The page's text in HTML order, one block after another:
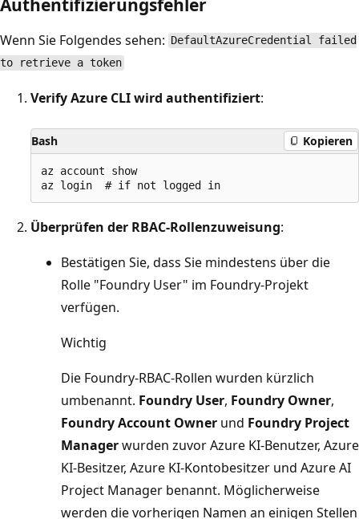
Wenn Sie Folgendes sehen: DefaultAzureCredential failed
to retrieve a token
Verify Azure CLI wird authentifiziert:
Bash Kopieren
az account show
Überprüfen der RBAC-Rollenzuweisung:
Bestätigen Sie, dass Sie mindestens über die
Rolle "Foundry User" im Foundry-Projekt
verfügen.
Wichtig
Die Foundry-RBAC-Rollen wurden kürzlich
umbenannt. Foundry User, Foundry Owner,
Foundry Account Owner und Foundry Project
Managerwurden zuvor Azure KI-Benutzer, Azure
KI-Besitzer, Azure KI-Kontobesitzer und Azure AI
Project Manager benannt. Möglicherweise
werden die vorherigen Namen an einigen Stellen